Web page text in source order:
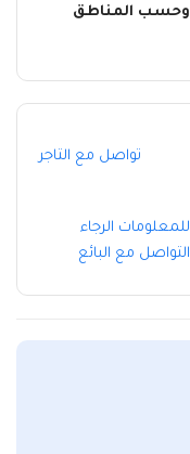
وحسب المناطق
تواصل مع التاجر
للمعلومات الرجاء
التواصل مع البائع